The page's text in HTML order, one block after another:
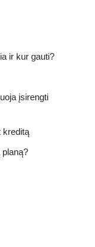
ir kur gauti?
įsirengti
kreditą